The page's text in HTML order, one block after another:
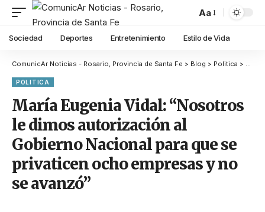
Aa
Sociedad Deportes Entretenimiento Estilo de Vida
ComunicAr Noticias - Rosario, Provincia de Santa Fe > Blog > Politica >
POLITICA
María Eugenia Vidal: “Nosotros
le dimos autorización al
Gobierno Nacional para que se
privaticen ocho empresas y no
se avanzó”